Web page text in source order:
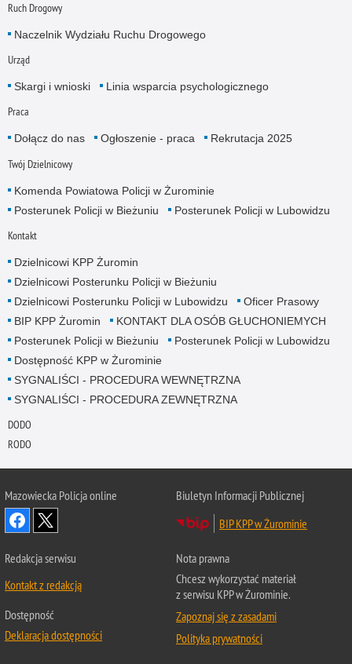
Ruch Drogowy
Naczelnik Wydziału Ruchu Drogowego
Urząd
Skargi i wnioski Linia wsparcia psychologicznego
Praca
Dołącz do nas Ogłoszenie - praca Rekrutacja 2025
Twój Dzielnicowy
Komenda Powiatowa Policji w Żurominie
Posterunek Policji w Bieżuniu
Posterunek Policji w Lubowidzu
Kontakt
Dzielnicowi KPP Żuromin
Dzielnicowi Posterunku Policji w Bieżuniu
Dzielnicowi Posterunku Policji w Lubowidzu
Oficer Prasowy
BIP KPP Żuromin
KONTAKT DLA OSÓB GŁUCHONIEMYCH
Posterunek Policji w Bieżuniu
Posterunek Policji w Lubowidzu
Dostępność KPP w Żurominie
SYGNALIŚCI - PROCEDURA WEWNĘTRZNA
SYGNALIŚCI - PROCEDURA ZEWNĘTRZNA
DODO
RODO
Mazowiecka Policja online
Biuletyn Informacji Publicznej
BIP KPP w Żurominie
Redakcja serwisu
Kontakt z redakcją
Dostępność
Deklaracja dostępności
Nota prawna
Chcesz wykorzystać materiał
z serwisu KPP w Żurominie.
Zapoznaj się z zasadami
Polityka prywatności